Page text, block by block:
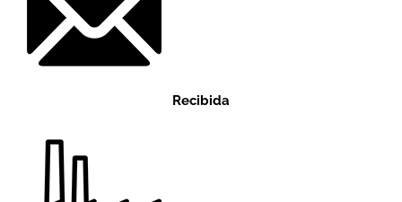
Recibida